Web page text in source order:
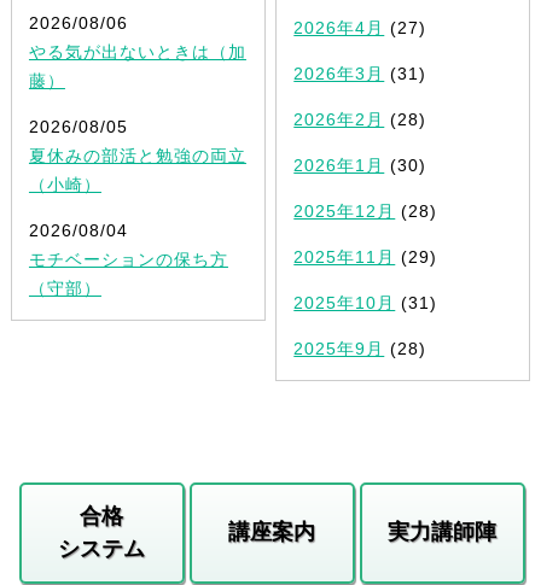
2026/08/06
やる気が出ないときは（加
藤）
2026/08/05
夏休みの部活と勉強の両立
（小崎）
2026/08/04
モチベーションの保ち方
（守部）
2026年4月 (27)
2026年3月 (31)
2026年2月 (28)
2026年1月 (30)
2025年12月 (28)
2025年11月 (29)
2025年10月 (31)
2025年9月 (28)
合格
システム
講座案内 実力講師陣